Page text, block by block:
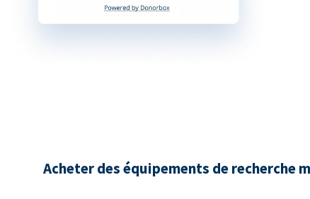
Acheter des équipements de recherche